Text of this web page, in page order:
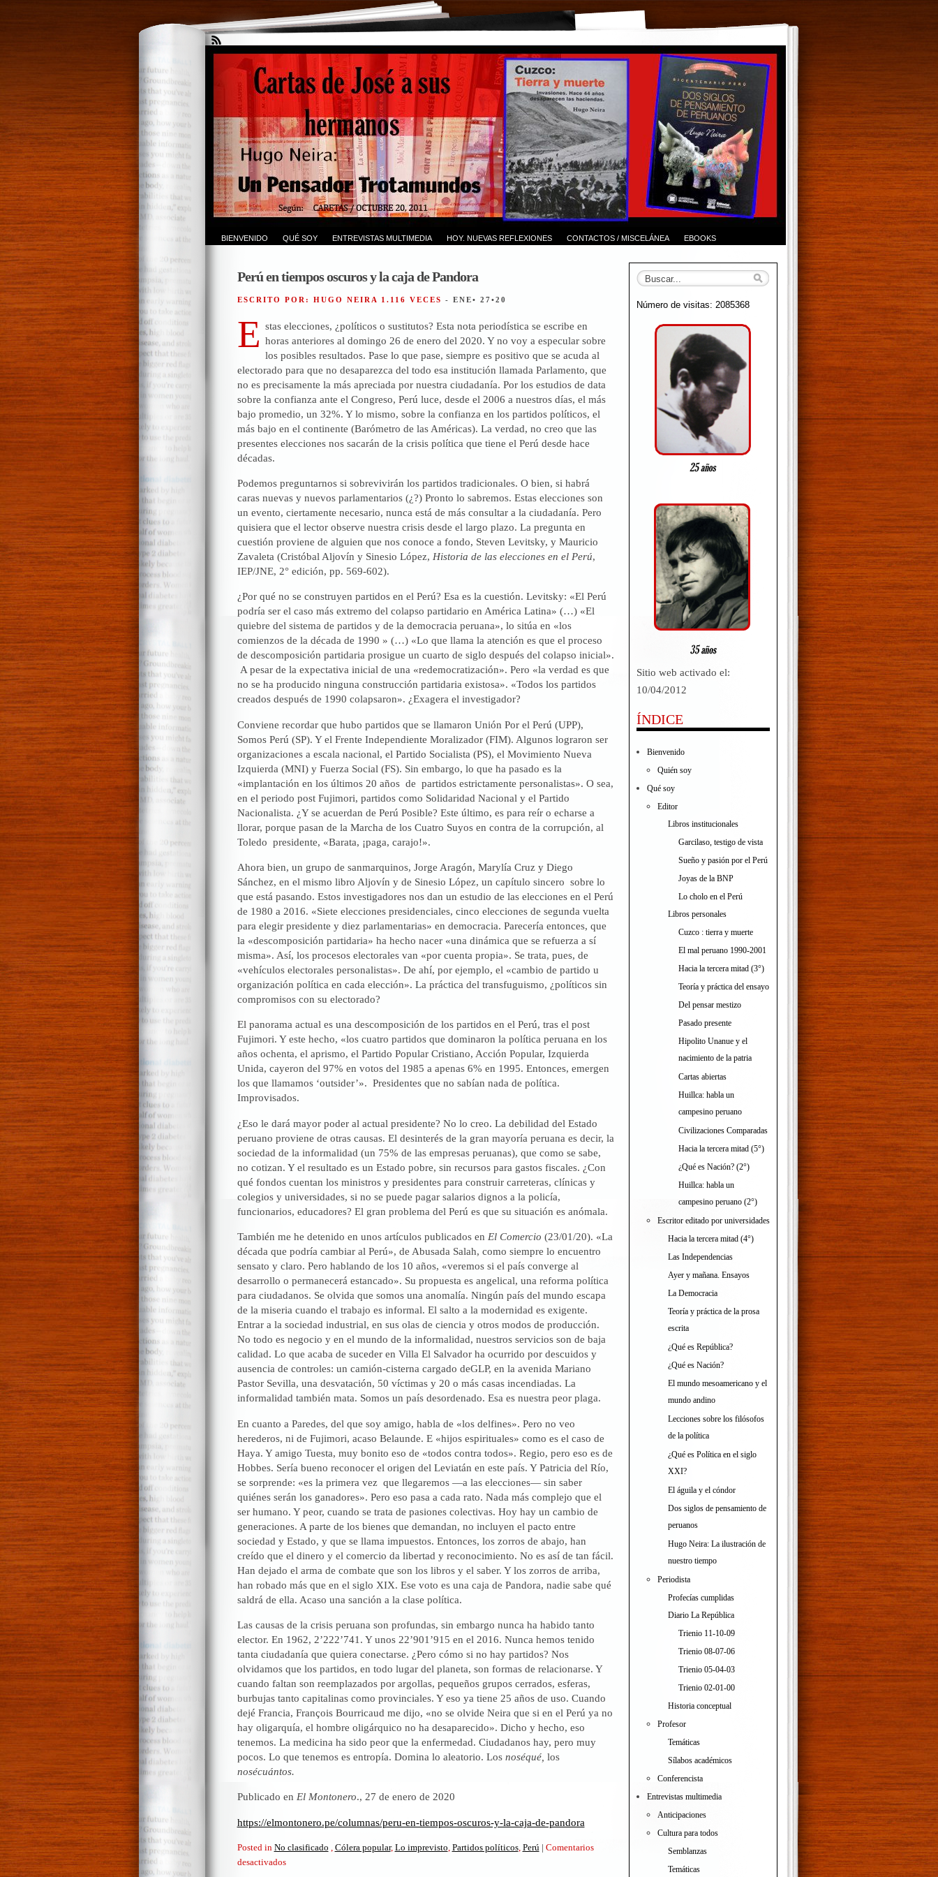
BIENVENIDO QUÉ SOY ENTREVISTAS MULTIMEDIA HOY. NUEVAS REFLEXIONES CONTACTOS / MISCELÁNEA EBOOKS
Perú en tiempos oscuros y la caja de Pandora
ESCRITO POR: HUGO NEIRA 1.116 VECES - ENE• 27•20
E stas elecciones, ¿políticos o sustitutos? Esta nota periodística se escribe en
horas anteriores al domingo 26 de enero del 2020. Y no voy a especular sobre
los posibles resultados. Pase lo que pase, siempre es positivo que se acuda al
electorado para que no desaparezca del todo esa institución llamada Parlamento, que
no es precisamente la más apreciada por nuestra ciudadanía. Por los estudios de data
sobre la confianza ante el Congreso, Perú luce, desde el 2006 a nuestros días, el más
bajo promedio, un 32%. Y lo mismo, sobre la confianza en los partidos políticos, el
más bajo en el continente (Barómetro de las Américas). La verdad, no creo que las
presentes elecciones nos sacarán de la crisis política que tiene el Perú desde hace
décadas.
Podemos preguntarnos si sobrevivirán los partidos tradicionales. O bien, si habrá
caras nuevas y nuevos parlamentarios (¿?) Pronto lo sabremos. Estas elecciones son
un evento, ciertamente necesario, nunca está de más consultar a la ciudadanía. Pero
quisiera que el lector observe nuestra crisis desde el largo plazo. La pregunta en
cuestión proviene de alguien que nos conoce a fondo, Steven Levitsky, y Mauricio
Zavaleta (Cristóbal Aljovín y Sinesio López, Historia de las elecciones en el Perú,
IEP/JNE, 2° edición, pp. 569-602).
¿Por qué no se construyen partidos en el Perú? Esa es la cuestión. Levitsky: «El Perú
podría ser el caso más extremo del colapso partidario en América Latina» (…) «El
quiebre del sistema de partidos y de la democracia peruana», lo sitúa en «los
comienzos de la década de 1990 » (…) «Lo que llama la atención es que el proceso
de descomposición partidaria prosigue un cuarto de siglo después del colapso inicial».
A pesar de la expectativa inicial de una «redemocratización». Pero «la verdad es que
no se ha producido ninguna construcción partidaria existosa». «Todos los partidos
creados después de 1990 colapsaron». ¿Exagera el investigador?
Conviene recordar que hubo partidos que se llamaron Unión Por el Perú (UPP),
Somos Perú (SP). Y el Frente Independiente Moralizador (FIM). Algunos lograron ser
organizaciones a escala nacional, el Partido Socialista (PS), el Movimiento Nueva
Izquierda (MNI) y Fuerza Social (FS). Sin embargo, lo que ha pasado es la
«implantación en los últimos 20 años de partidos estrictamente personalistas». O sea,
en el periodo post Fujimori, partidos como Solidaridad Nacional y el Partido
Nacionalista. ¿Y se acuerdan de Perú Posible? Este último, es para reír o echarse a
llorar, porque pasan de la Marcha de los Cuatro Suyos en contra de la corrupción, al
Toledo presidente, «Barata, ¡paga, carajo!».
Ahora bien, un grupo de sanmarquinos, Jorge Aragón, Marylía Cruz y Diego
Sánchez, en el mismo libro Aljovín y de Sinesio López, un capítulo sincero sobre lo
que está pasando. Estos investigadores nos dan un estudio de las elecciones en el Perú
de 1980 a 2016. «Siete elecciones presidenciales, cinco elecciones de segunda vuelta
para elegir presidente y diez parlamentarias» en democracia. Parecería entonces, que
la «descomposición partidaria» ha hecho nacer «una dinámica que se refuerza a sí
misma». Así, los procesos electorales van «por cuenta propia». Se trata, pues, de
«vehículos electorales personalistas». De ahí, por ejemplo, el «cambio de partido u
organización política en cada elección». La práctica del transfuguismo, ¿políticos sin
compromisos con su electorado?
El panorama actual es una descomposición de los partidos en el Perú, tras el post
Fujimori. Y este hecho, «los cuatro partidos que dominaron la política peruana en los
años ochenta, el aprismo, el Partido Popular Cristiano, Acción Popular, Izquierda
Unida, cayeron del 97% en votos del 1985 a apenas 6% en 1995. Entonces, emergen
los que llamamos ‘outsider’». Presidentes que no sabían nada de política.
Improvisados.
¿Eso le dará mayor poder al actual presidente? No lo creo. La debilidad del Estado
peruano proviene de otras causas. El desinterés de la gran mayoría peruana es decir, la
sociedad de la informalidad (un 75% de las empresas peruanas), que como se sabe,
no cotizan. Y el resultado es un Estado pobre, sin recursos para gastos fiscales. ¿Con
qué fondos cuentan los ministros y presidentes para construir carreteras, clínicas y
colegios y universidades, si no se puede pagar salarios dignos a la policía,
funcionarios, educadores? El gran problema del Perú es que su situación es anómala.
También me he detenido en unos artículos publicados en El Comercio (23/01/20). «La
década que podría cambiar al Perú», de Abusada Salah, como siempre lo encuentro
sensato y claro. Pero hablando de los 10 años, «veremos si el país converge al
desarrollo o permanecerá estancado». Su propuesta es angelical, una reforma política
para ciudadanos. Se olvida que somos una anomalía. Ningún país del mundo escapa
de la miseria cuando el trabajo es informal. El salto a la modernidad es exigente.
Entrar a la sociedad industrial, en sus olas de ciencia y otros modos de producción.
No todo es negocio y en el mundo de la informalidad, nuestros servicios son de baja
calidad. Lo que acaba de suceder en Villa El Salvador ha ocurrido por descuidos y
ausencia de controles: un camión-cisterna cargado deGLP, en la avenida Mariano
Pastor Sevilla, una desvatación, 50 víctimas y 20 o más casas incendiadas. La
informalidad también mata. Somos un país desordenado. Esa es nuestra peor plaga.
En cuanto a Paredes, del que soy amigo, habla de «los delfines». Pero no veo
herederos, ni de Fujimori, acaso Belaunde. E «hijos espirituales» como es el caso de
Haya. Y amigo Tuesta, muy bonito eso de «todos contra todos». Regio, pero eso es de
Hobbes. Sería bueno reconocer el origen del Leviatán en este país. Y Patricia del Río,
se sorprende: «es la primera vez que llegaremos —a las elecciones— sin saber
quiénes serán los ganadores». Pero eso pasa a cada rato. Nada más complejo que el
ser humano. Y peor, cuando se trata de pasiones colectivas. Hoy hay un cambio de
generaciones. A parte de los bienes que demandan, no incluyen el pacto entre
sociedad y Estado, y que se llama impuestos. Entonces, los zorros de abajo, han
creído que el dinero y el comercio da libertad y reconocimiento. No es así de tan fácil.
Han dejado el arma de combate que son los libros y el saber. Y los zorros de arriba,
han robado más que en el siglo XIX. Ese voto es una caja de Pandora, nadie sabe qué
saldrá de ella. Acaso una sanción a la clase política.
Las causas de la crisis peruana son profundas, sin embargo nunca ha habido tanto
elector. En 1962, 2’222’741. Y unos 22’901’915 en el 2016. Nunca hemos tenido
tanta ciudadanía que quiera conectarse. ¿Pero cómo si no hay partidos? Nos
olvidamos que los partidos, en todo lugar del planeta, son formas de relacionarse. Y
cuando faltan son reemplazados por argollas, pequeños grupos cerrados, esferas,
burbujas tanto capitalinas como provinciales. Y eso ya tiene 25 años de uso. Cuando
dejé Francia, François Bourricaud me dijo, «no se olvide Neira que si en el Perú ya no
hay oligarquía, el hombre oligárquico no ha desaparecido». Dicho y hecho, eso
tenemos. La medicina ha sido peor que la enfermedad. Ciudadanos hay, pero muy
pocos. Lo que tenemos es entropía. Domina lo aleatorio. Losnoséqué, los
nosécuántos.
Publicado en El Montonero., 27 de enero de 2020
https://elmontonero.pe/columnas/peru-en-tiempos-oscuros-y-la-caja-de-pandora
Posted in No clasificado , Cólera popular, Lo imprevisto, Partidos políticos, Perú | Comentarios
desactivadosen
Número de visitas: 2085368
Sitio web activado el:
10/04/2012
ÍNDICE
Bienvenido
Quién soy
Qué soy
Editor
Libros institucionales
Garcilaso, testigo de vista
Sueño y pasión por el Perú
Joyas de la BNP
Lo cholo en el Perú
Libros personales
Cuzco : tierra y muerte
El mal peruano 1990-2001
Hacia la tercera mitad (3°)
Teoría y práctica del ensayo
Del pensar mestizo
Pasado presente
Hipolito Unanue y el
nacimiento de la patria
Cartas abiertas
Huillca: habla un
campesino peruano
Civilizaciones Comparadas
Hacia la tercera mitad (5°)
¿Qué es Nación? (2°)
Huillca: habla un
campesino peruano (2°)
Escritor editado por universidades
Hacia la tercera mitad (4°)
Las Independencias
Ayer y mañana. Ensayos
La Democracia
Teoría y práctica de la prosa
escrita
¿Qué es República?
¿Qué es Nación?
El mundo mesoamericano y el
mundo andino
Lecciones sobre los filósofos
de la política
¿Qué es Política en el siglo
XXI?
El águila y el cóndor
Dos siglos de pensamiento de
peruanos
Hugo Neira: La ilustración de
nuestro tiempo
Periodista
Profecías cumplidas
Diario La República
Trienio 11-10-09
Trienio 08-07-06
Trienio 05-04-03
Trienio 02-01-00
Historia conceptual
Profesor
Temáticas
Sílabos académicos
Conferencista
Entrevistas multimedia
Anticipaciones
Cultura para todos
Semblanzas
Temáticas